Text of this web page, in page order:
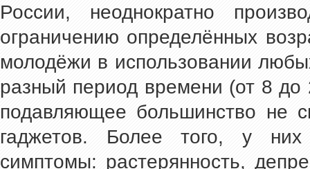
России, неоднократно
ограничению определённых
молодёжи в использовании
разный период времени (от 8
подавляющее большинство не
гаджетов. Более того, у них
симптомы: растерянность,